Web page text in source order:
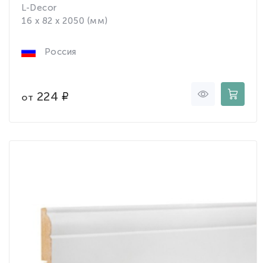
L-Decor
16 x 82 x 2050 (мм)
Россия
от 224